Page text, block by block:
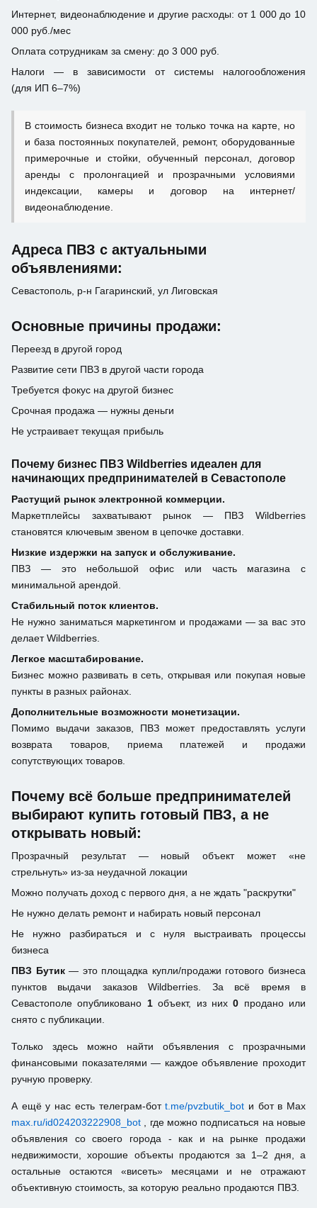
Интернет, видеонаблюдение и другие расходы: от 1 000 до 10
000 руб./мес
Оплата сотрудникам за смену: до 3 000 руб.
Налоги — в зависимости от системы налогообложения
(для ИП 6–7%)
В стоимость бизнеса входит не только точка на карте, но
и база постоянных покупателей, ремонт, оборудованные
примерочные и стойки, обученный персонал, договор
аренды с пролонгацией и прозрачными условиями
индексации, камеры и договор на интернет/
видеонаблюдение.
Адреса ПВЗ с актуальными
объявлениями:
Севастополь, р-н Гагаринский, ул Лиговская
Основные причины продажи:
Переезд в другой город
Развитие сети ПВЗ в другой части города
Требуется фокус на другой бизнес
Срочная продажа — нужны деньги
Не устраивает текущая прибыль
Почему бизнес ПВЗ Wildberries идеален для
начинающих предпринимателей в Севастополе
Растущий рынок электронной коммерции.
Маркетплейсы захватывают рынок — ПВЗ Wildberries
становятся ключевым звеном в цепочке доставки.
Низкие издержки на запуск и обслуживание.
ПВЗ — это небольшой офис или часть магазина с
минимальной арендой.
Стабильный поток клиентов.
Не нужно заниматься маркетингом и продажами — за вас это
делает Wildberries.
Легкое масштабирование.
Бизнес можно развивать в сеть, открывая или покупая новые
пункты в разных районах.
Дополнительные возможности монетизации.
Помимо выдачи заказов, ПВЗ может предоставлять услуги
возврата товаров, приема платежей и продажи
сопутствующих товаров.
Почему всё больше предпринимателей
выбирают купить готовый ПВЗ, а не
открывать новый:
Прозрачный результат — новый объект может «не
стрельнуть» из-за неудачной локации
Можно получать доход с первого дня, а не ждать "раскрутки"
Не нужно делать ремонт и набирать новый персонал
Не нужно разбираться и с нуля выстраивать процессы
бизнеса
ПВЗ Бутик— это площадка купли/продажи готового бизнеса
пунктов выдачи заказов Wildberries. За всё время в
Севастополе опубликовано 1объект, из них0 продано или
снято с публикации.
Только здесь можно найти объявления с прозрачными
финансовыми показателями — каждое объявление проходит
ручную проверку.
А ещё у нас есть телеграм-ботt.me/pvzbutik_bot и бот в Max
max.ru/id024203222908_bot
, где можно подписаться на новые
объявления со своего города - как и на рынке продажи
недвижимости, хорошие объекты продаются за 1–2 дня, а
остальные остаются «висеть» месяцами и не отражают
объективную стоимость, за которую реально продаются ПВЗ.